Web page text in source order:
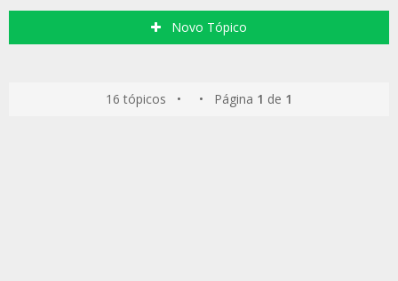
Novo Tópico
16 tópicos • • Página 1 de 1